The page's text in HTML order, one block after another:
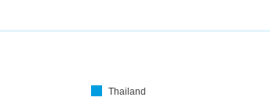
Thailand